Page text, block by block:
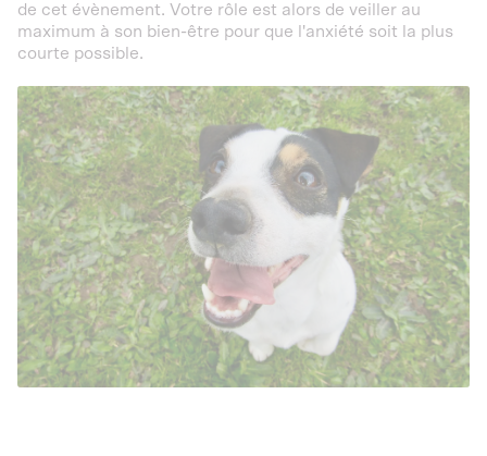
de cet évènement. Votre rôle est alors de veiller au
maximum à son bien-être pour que l'anxiété soit la plus
courte possible.